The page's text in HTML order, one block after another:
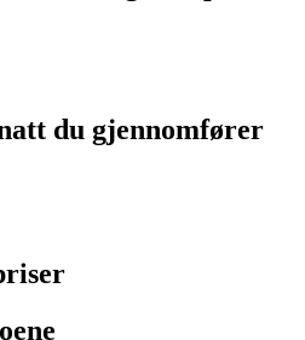
du gjennomfører